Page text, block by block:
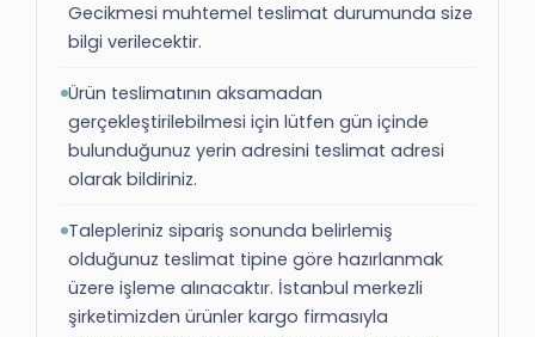
Gecikmesi muhtemel teslimat durumunda size
bilgi verilecektir.
Ürün teslimatının aksamadan
gerçekleştirilebilmesi için lütfen gün içinde
bulunduğunuz yerin adresini teslimat adresi
olarak bildiriniz.
Talepleriniz sipariş sonunda belirlemiş
olduğunuz teslimat tipine göre hazırlanmak
üzere işleme alınacaktır. İstanbul merkezli
şirketimizden ürünler kargo firmasıyla